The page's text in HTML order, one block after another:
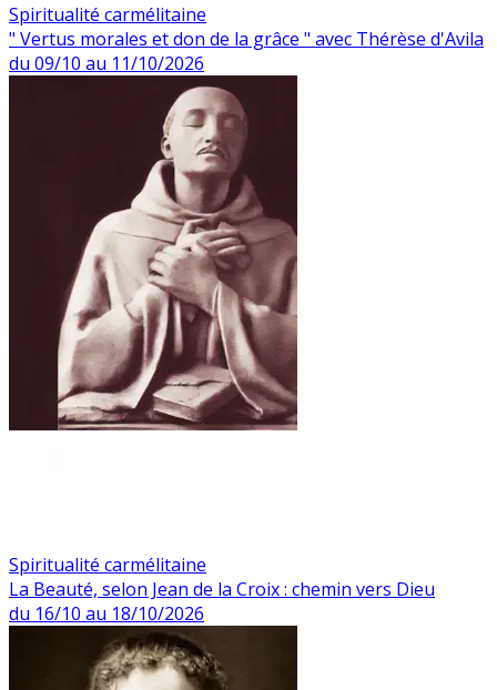
Spiritualité carmélitaine
" Vertus morales et don de la grâce " avec Thérèse d'Avila
du 09/10 au 11/10/2026
Spiritualité carmélitaine
La Beauté, selon Jean de la Croix : chemin vers Dieu
du 16/10 au 18/10/2026